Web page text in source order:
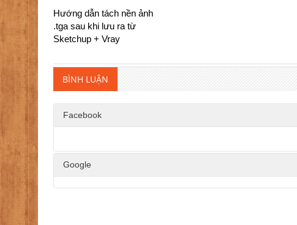
Hướng dẫn tách nền ảnh
.tga sau khi lưu ra từ
Sketchup + Vray
BÌNH LUẬN
Facebook
Google